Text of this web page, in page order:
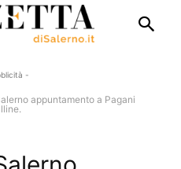
-
appuntamento a Pagani